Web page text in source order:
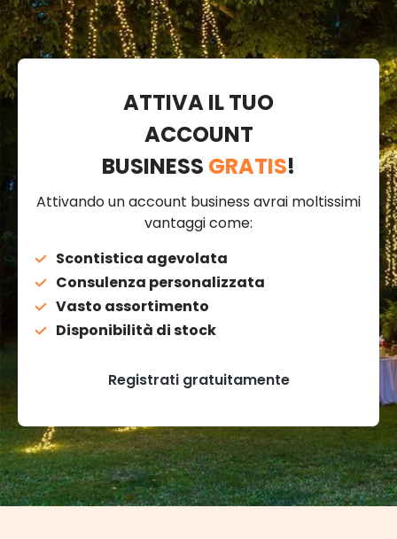
ATTIVA IL TUO
ACCOUNT
BUSINESS GRATIS!
Attivando un account business avrai moltissimi
vantaggi come:
Scontistica agevolata
Consulenza personalizzata
Vasto assortimento
Disponibilità di stock
Registrati gratuitamente